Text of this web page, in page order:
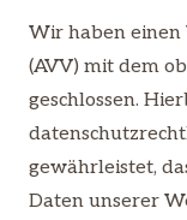
Wir haben
(AVV) mit dem
geschlossen.
gewährleistet,
Daten unserer